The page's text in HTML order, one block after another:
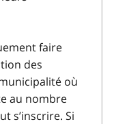
faire
des
où
au nombre
s’inscrire. Si